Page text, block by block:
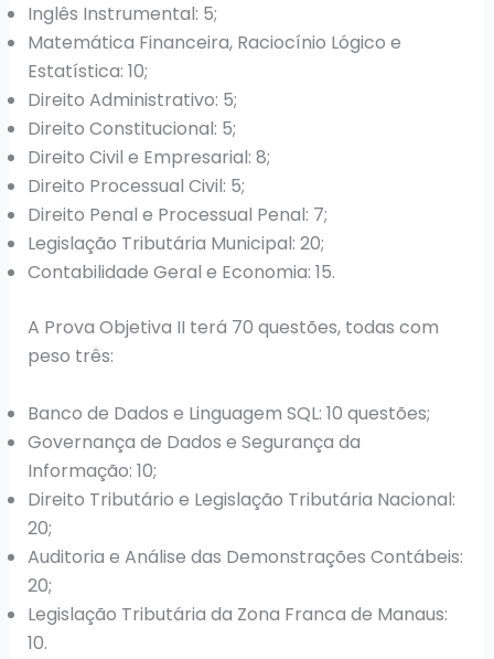
Inglês Instrumental: 5;
Matemática Financeira, Raciocínio Lógico e
Estatística: 10;
Direito Administrativo: 5;
Direito Constitucional: 5;
Direito Civil e Empresarial: 8;
Direito Processual Civil: 5;
Direito Penal e Processual Penal: 7;
Legislação Tributária Municipal: 20;
Contabilidade Geral e Economia: 15.
A Prova Objetiva II terá 70 questões, todas com
peso três:
Banco de Dados e Linguagem SQL: 10 questões;
Governança de Dados e Segurança da
Informação: 10;
Direito Tributário e Legislação Tributária Nacional:
20;
Auditoria e Análise das Demonstrações Contábeis:
20;
Legislação Tributária da Zona Franca de Manaus:
10.